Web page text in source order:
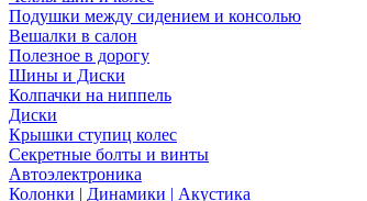
Подушки между сидением и консолью
Вешалки в салон
Полезное в дорогу
Шины и Диски
Колпачки на ниппель
Диски
Крышки ступиц колес
Секретные болты и винты
Автоэлектроника
Колонки | Динамики | Акустика